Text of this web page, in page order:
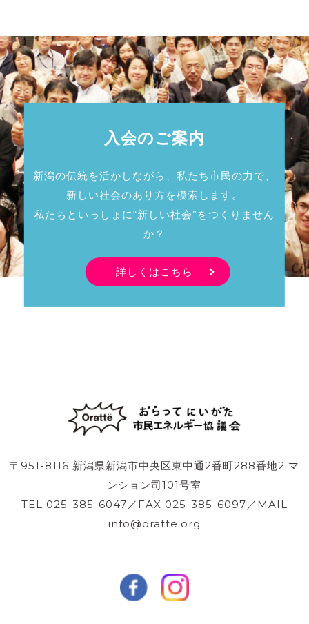
入会のご案内
新潟の伝統を活かしながら、私たち市民の力で、
新しい社会のあり方を模索します。
私たちといっしょに“新しい社会”をつくりません
か？
詳しくはこちら
〒951-8116 新潟県新潟市中央区東中通2番町288番地2 マ
ンション司101号室
TEL 025-385-6047／FAX 025-385-6097／MAIL
info@oratte.org